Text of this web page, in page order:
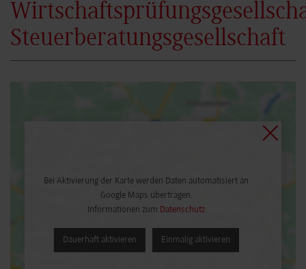
Steuerberatungsgesellschaft
Bei Aktivierung der Karte werden Daten automatisiert an
Google Maps übertragen.
Informationen zum Datenschutz
Dauerhaft aktivieren Einmalig aktivieren